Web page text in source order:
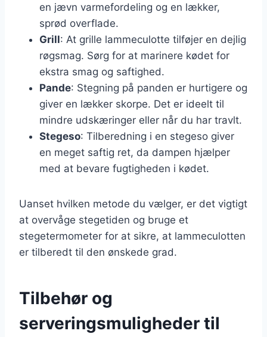
en jævn varmefordeling og en lækker,
sprød overflade.
Grill: At grille lammeculotte tilføjer en dejlig
røgsmag. Sørg for at marinere kødet for
ekstra smag og saftighed.
Pande: Stegning på panden er hurtigere og
giver en lækker skorpe. Det er ideelt til
mindre udskæringer eller når du har travlt.
Stegeso: Tilberedning i en stegeso giver
en meget saftig ret, da dampen hjælper
med at bevare fugtigheden i kødet.
Uanset hvilken metode du vælger, er det vigtigt
at overvåge stegetiden og bruge et
stegetermometer for at sikre, at lammeculotten
er tilberedt til den ønskede grad.
Tilbehør og
serveringsmuligheder til